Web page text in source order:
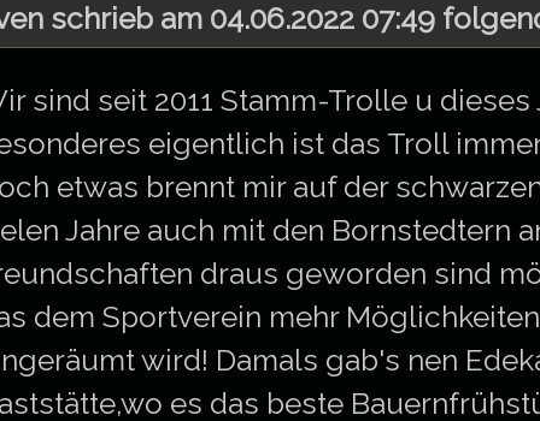
schrieb am 04.06.2022 07:49
sind seit 2011 Stamm-Trolle u
eigentlich ist das Troll
etwas brennt mir auf der
Jahre auch mit den Bornstedtern
draus geworden sind
dem Sportverein mehr
wird! Damals gab's nen
es das beste